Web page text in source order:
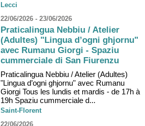
Lecci
22/06/2026 - 23/06/2026
Praticalingua Nebbiu / Atelier
(Adultes) "Lingua d’ogni ghjornu"
avec Rumanu Giorgi - Spaziu
cummerciale di San Fiurenzu
Praticalingua Nebbiu / Atelier (Adultes)
"Lingua d’ogni ghjornu" avec Rumanu
Giorgi Tous les lundis et mardis - de 17h à
19h Spaziu cummerciale d...
Saint-Florent
22/06/2026